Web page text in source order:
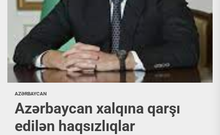
AZƏRBAYCAN
Azərbaycan xalqına qarşı
edilən haqsızlıqlar